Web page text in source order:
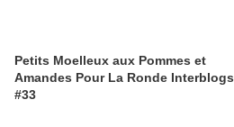
Petits Moelleux aux Pommes et
Amandes Pour La Ronde Interblogs
#33